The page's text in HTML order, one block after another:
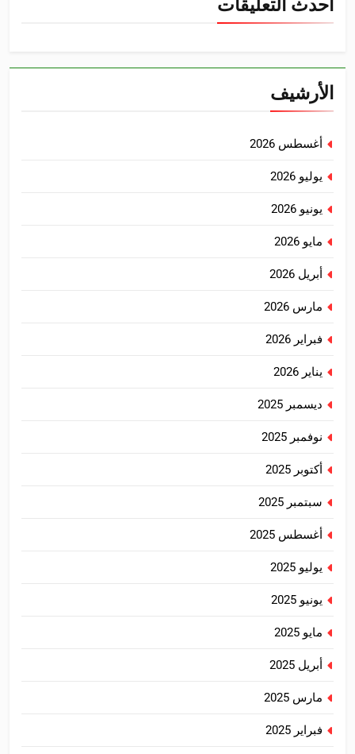
أحدث التعليقات
الأرشيف
أغسطس 2026
يوليو 2026
يونيو 2026
مايو 2026
أبريل 2026
مارس 2026
فبراير 2026
يناير 2026
ديسمبر 2025
نوفمبر 2025
أكتوبر 2025
سبتمبر 2025
أغسطس 2025
يوليو 2025
يونيو 2025
مايو 2025
أبريل 2025
مارس 2025
فبراير 2025